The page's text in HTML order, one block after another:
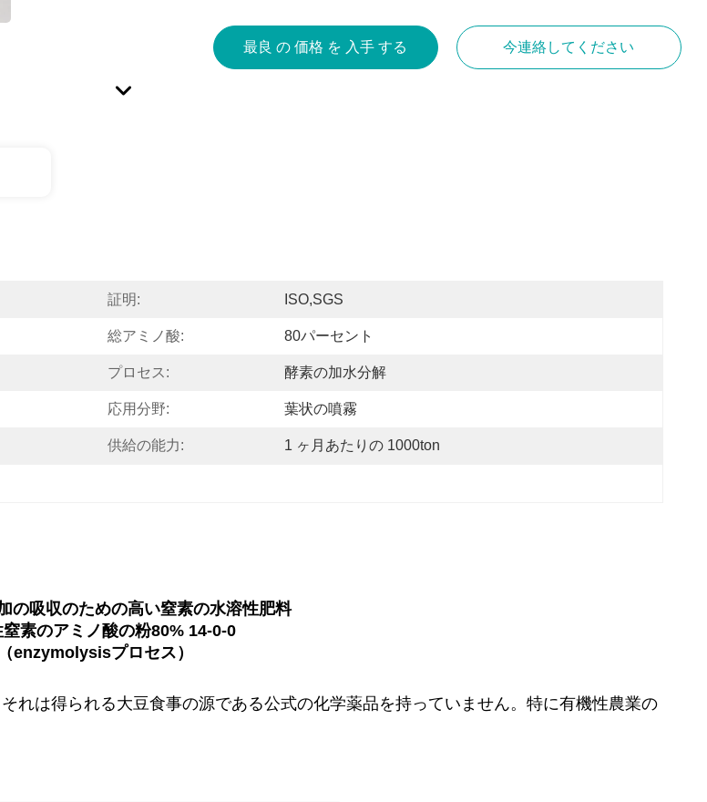
最良 の 価格 を 入手 する 今連絡してください
証明: ISO,SGS
総アミノ酸: 80パーセント
プロセス: 酵素の加水分解
応用分野: 葉状の噴霧
供給の能力: 1 ヶ月あたりの 1000ton
の吸収のための高い窒素の水溶性肥料
素のアミノ酸の粉80% 14-0-0
（enzymolysisプロセス）
れは得られる大豆食事の源である公式の化学薬品を持っていません。特に有機性農業の